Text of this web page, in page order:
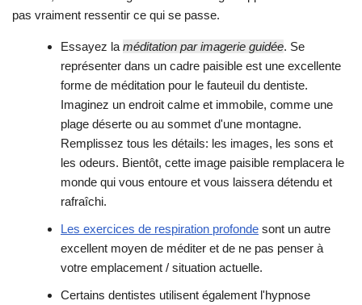
pas vraiment ressentir ce qui se passe.
Essayez la méditation par imagerie guidée. Se
représenter dans un cadre paisible est une excellente
forme de méditation pour le fauteuil du dentiste.
Imaginez un endroit calme et immobile, comme une
plage déserte ou au sommet d'une montagne.
Remplissez tous les détails: les images, les sons et
les odeurs. Bientôt, cette image paisible remplacera le
monde qui vous entoure et vous laissera détendu et
rafraîchi.
Les exercices de respiration profonde sont un autre
excellent moyen de méditer et de ne pas penser à
votre emplacement / situation actuelle.
Certains dentistes utilisent également l'hypnose